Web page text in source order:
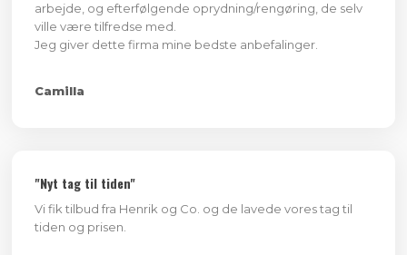
arbejde, og efterfølgende oprydning/rengøring, de selv
ville være tilfredse med.
Jeg giver dette firma mine bedste anbefalinger.
Camilla ​
​"Nyt tag til tiden"
Vi fik tilbud fra Henrik og Co. og de lavede vores tag til
tiden og prisen.